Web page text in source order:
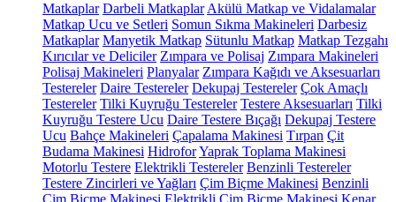
Matkaplar Darbeli Matkaplar Akülü Matkap ve Vidalamalar
Matkap Ucu ve Setleri Somun Sıkma Makineleri Darbesiz
Matkaplar Manyetik Matkap Sütunlu Matkap Matkap Tezgahı
Kırıcılar ve Deliciler Zımpara ve Polisaj Zımpara Makineleri
Polisaj Makineleri Planyalar Zımpara Kağıdı ve Aksesuarları
Testereler Daire Testereler Dekupaj Testereler Çok Amaçlı
Testereler Tilki Kuyruğu Testereler Testere Aksesuarları Tilki
Kuyruğu Testere Ucu Daire Testere Bıçağı Dekupaj Testere
Ucu Bahçe Makineleri Çapalama Makinesi Tırpan Çit
Budama Makinesi HidroforYaprak Toplama Makinesi
Motorlu Testere Elektrikli Testereler Benzinli Testereler
Testere Zincirleri ve Yağları Çim Biçme Makinesi Benzinli
Çim Biçme Makinesi Elektrikli Çim Biçme Makinesi Kenar